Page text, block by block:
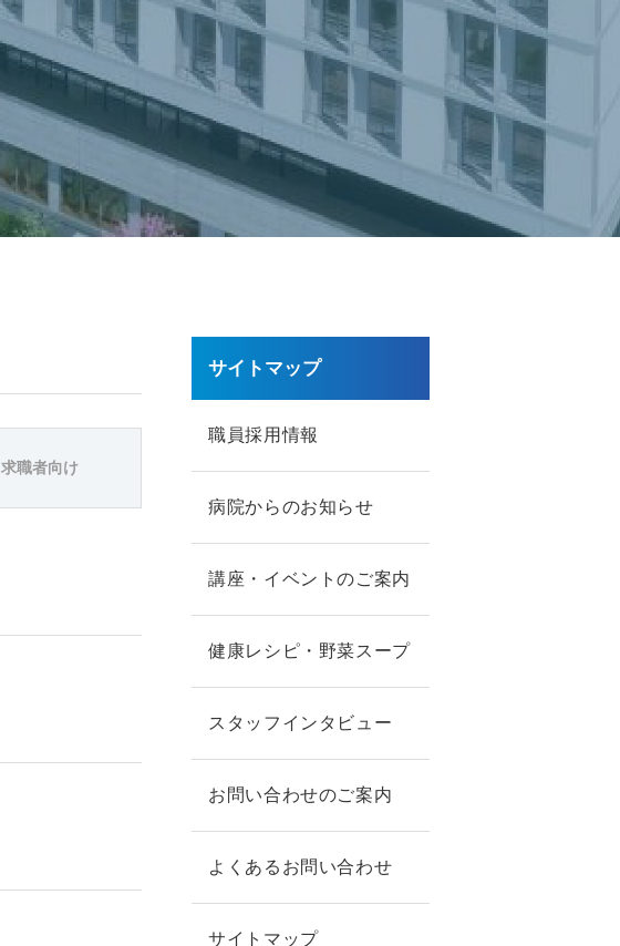
求職者向け
サイトマップ
職員採用情報
病院からのお知らせ
講座・イベントのご案内
健康レシピ・野菜スープ
スタッフインタビュー
お問い合わせのご案内
よくあるお問い合わせ
サイトマップ